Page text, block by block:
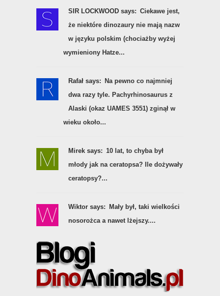
SIR LOCKWOOD says: Ciekawe jest,
że niektóre dinozaury nie mają nazw
w języku polskim (chociażby wyżej
wymieniony Hatze...
Rafał says:
Na pewno co najmniej
dwa razy tyle. Pachyrhinosaurus z
Alaski (okaz UAMES 3551) zginął w
wieku około...
Mirek says: 10 lat, to chyba był
młody jak na ceratopsa? Ile dożywały
ceratopsy?...
Wiktor says:
Mały był, taki wielkości
nosorożca a nawet lżejszy....